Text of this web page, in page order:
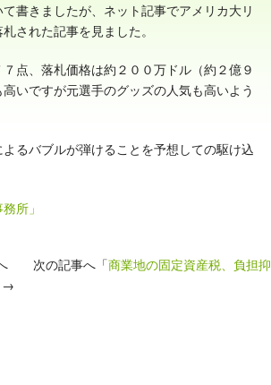
書きましたが、ネット記事でアメリカ大リ
された記事を見ました。
点、落札価格は約２００万ドル（約２億９
いですが元選手のグッズの人気も高いよう
るバブルが弾けることを予想しての駆け込
所」
へ 次の記事へ「商業地の固定資産税、負担抑
→